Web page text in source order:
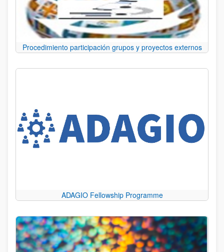
Procedimiento participación grupos y proyectos externos
ADAGIO Fellowship Programme